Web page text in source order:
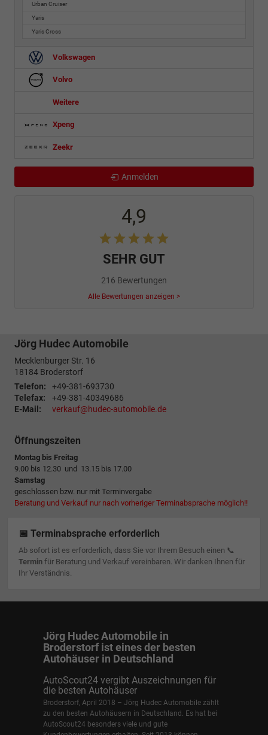
Urban Cruiser
Yaris
Yaris Cross
Volkswagen
Volvo
Weitere
Xpeng
Zeekr
Anmelden
4,9
SEHR GUT
216 Bewertungen
Alle Bewertungen anzeigen >
Jörg Hudec Automobile
Mecklenburger Str. 16
18184 Broderstorf
Telefon:
+49-381-693730
Telefax:
+49-381-40349686
E-Mail:
verkauf@hudec-automobile.de
Öffnungszeiten
Montag bis Freitag
9.00 bis 12.30 und 13.15 bis 17.00
Samstag
geschlossen bzw. nur mit Terminvergabe
Beratung und Verkauf nur nach vorheriger Terminabsprache möglich!!
📅 Terminabsprache erforderlich
Ab sofort ist es erforderlich, dass Sie vor Ihrem Besuch einen 📞
Terminfür Beratung und Verkauf vereinbaren. Wir danken Ihnen für
Ihr Verständnis.
Jörg Hudec Automobile in
Broderstorf ist eines der besten
Autohäuser in Deutschland
AutoScout24 vergibt Auszeichnungen für
die besten Autohäuser
Broderstorf, April 2018 – Jörg Hudec Automobile zählt
zu den besten Autohäusern in Deutschland. Es hat bei
AutoScout24 besonders viele und gute